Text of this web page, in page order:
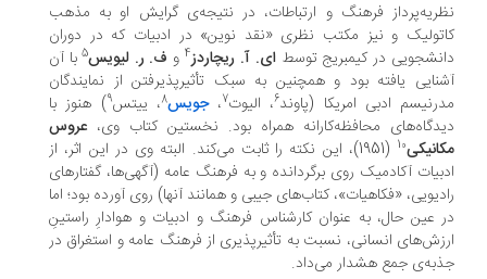
فرهنگ و ارتباطات، در نتیجه‌ی گرایش او به مذهب
و نیز مکتب نظری «نقد نوین» در ادبیات که در دوران
در کیمبریج توسط ای. آ. ریچاردز 4وف. ر. لیویس 5 با آن
یافته بود و همچنین به سبک تأثیرپذیرفتن از نمایندگان
ادبی امریکا (پاوند ، الیوت ،جویس8، ییتس ) هنوز با
محافظه‌کارانه همراه بود. نخستین کتاب وی، عروس
10
(1951)، این نکته را ثابت می‌کند. البته وی در این اثر، از
آکادمیک روی برگردانده و به فرهنگ عامه (آگهی‌ها، گفتارهای
«فکاهیات»، کتاب‌های جیبی و همانند آنها) روی آورده بود؛ اما
عین حال، به عنوان کارشناس فرهنگ و ادبیات و هوادارِ راستینِ
انسانی، نسبت به تأثیرپذیری از فرهنگ عامه و استغراق در
جمع هشدار می‌داد.